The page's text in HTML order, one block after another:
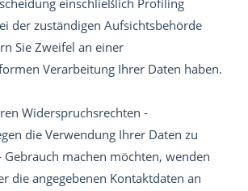
einschließlich Profiling
der zuständigen Aufsichtsbehörde
Sie Zweifel an einer
Verarbeitung Ihrer Daten haben.
Widerspruchsrechten -
die Verwendung Ihrer Daten zu
Gebrauch machen möchten, wenden
die angegebenen Kontaktdaten an